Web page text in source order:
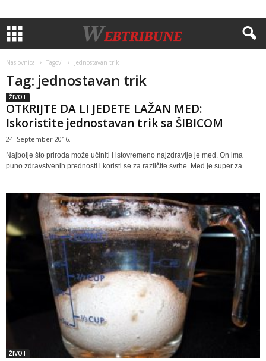
Naslovnica Tagovi Jednostavan trik
Tag: jednostavan trik
ŽIVOT
OTKRIJTE DA LI JEDETE LAŽAN MED:
Iskoristite jednostavan trik sa ŠIBICOM
24. September 2016.
Najbolje što priroda može učiniti i istovremeno najzdravije je med. On ima
puno zdravstvenih prednosti i koristi se za različite svrhe. Med je super za...
ŽIVOT